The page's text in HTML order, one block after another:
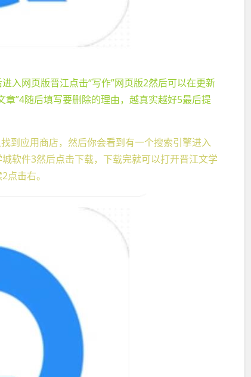
入网页版晋江点击“写作”网页版2然后可以在更新
”4随后填写要删除的理由，越真实越好5最后提
到应用商店，然后你会看到有一个搜索引擎进入
软件3然后点击下载，下载完就可以打开晋江文学
击右。